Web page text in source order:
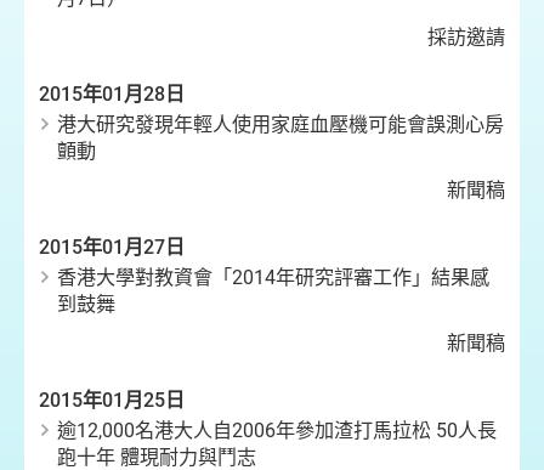
採訪邀請
2015年01月28日
港大研究發現年輕人使用家庭血壓機可能會誤測心房
顫動
新聞稿
2015年01月27日
香港大學對教資會「2014年研究評審工作」結果感
到鼓舞
新聞稿
2015年01月25日
逾12,000名港大人自2006年參加渣打馬拉松 50人長
跑十年 體現耐力與鬥志